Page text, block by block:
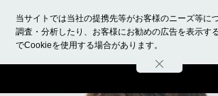
当サイトでは当社の提携先等がお客様のニーズ等に
調査・分析したり、お客様にお勧めの広告を表示す
でCookieを使用する場合があります。
ホーム モデル募集 ランキング フ